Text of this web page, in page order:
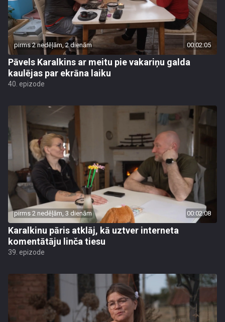
pirms 2 nedēļām, 2 dienām 00:02:05
Pāvels Karalkins ar meitu pie vakariņu galda
kaulējas par ekrāna laiku
40. epizode
pirms 2 nedēļām, 3 dienām 00:02:08
Karalkinu pāris atklāj, kā uztver interneta
komentātāju linča tiesu
39. epizode